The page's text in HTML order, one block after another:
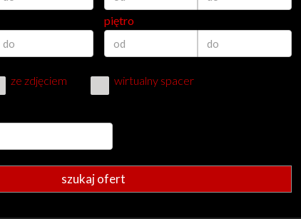
piętro
ze zdjęciem wirtualny spacer
szukaj ofert